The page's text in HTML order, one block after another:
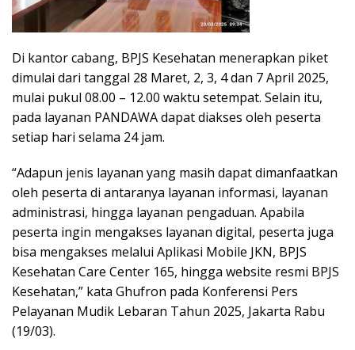
Di kantor cabang, BPJS Kesehatan menerapkan piket
dimulai dari tanggal 28 Maret, 2, 3, 4 dan 7 April 2025,
mulai pukul 08.00 – 12.00 waktu setempat. Selain itu,
pada layanan PANDAWA dapat diakses oleh peserta
setiap hari selama 24 jam.
“Adapun jenis layanan yang masih dapat dimanfaatkan
oleh peserta di antaranya layanan informasi, layanan
administrasi, hingga layanan pengaduan. Apabila
peserta ingin mengakses layanan digital, peserta juga
bisa mengakses melalui Aplikasi Mobile JKN, BPJS
Kesehatan Care Center 165, hingga website resmi BPJS
Kesehatan,” kata Ghufron pada Konferensi Pers
Pelayanan Mudik Lebaran Tahun 2025, Jakarta Rabu
(19/03).